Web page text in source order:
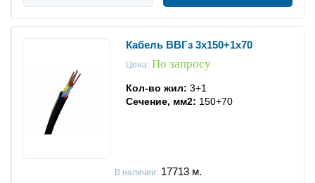
Кабель ВВГз 3x150+1x70
Цена:По запросу
Кол-во жил: 3+1
Сечение, мм2: 150+70
В наличии:17713 м.